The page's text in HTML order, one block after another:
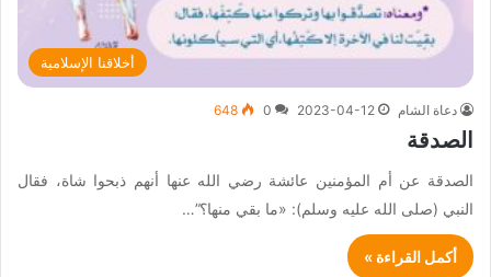
أخلاقنا الإسلامية
دعاة الشام 2023-04-12
0
648
الصدقة
الصدقة عن أم المؤمنين عائشة رضي الله عنها أنهم ذبحوا شاة، فقال
النبي (صلى الله عليه وسلم): «ما بقي منها؟”…
أكمل القراءة »